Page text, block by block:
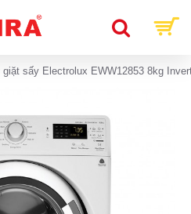
giặt sấy Electrolux EWW12853 8kg